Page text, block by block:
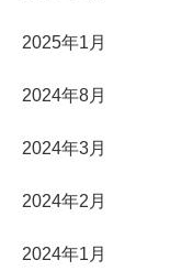
2025年1月
2024年8月
2024年3月
2024年2月
2024年1月